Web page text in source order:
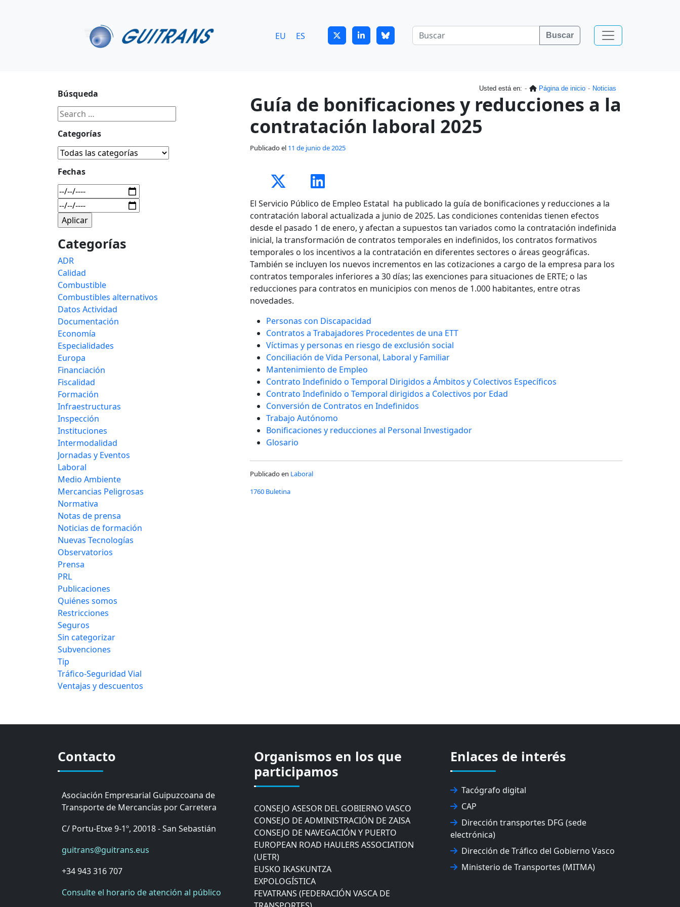
EU ES Buscar
Usted está en: Página de inicio Noticias
Guía de bonificaciones y reducciones a la
contratación laboral 2025
Publicado el 11 de junio de 2025
El Servicio Público de Empleo Estatal ha publicado la guía de bonificaciones y reducciones a la
contratación laboral actualizada a junio de 2025. Las condiciones contenidas tienen efectos
desde el pasado 1 de enero, y afectan a supuestos tan variados como la contratación indefinida
inicial, la transformación de contratos temporales en indefinidos, los contratos formativos
temporales o los incentivos a la contratación en diferentes sectores o áreas geográficas.
También se incluyen los nuevos incrementos en las cotizaciones a cargo de la empresa para los
contratos temporales inferiores a 30 días; las exenciones para situaciones de ERTE; o las
reducciones para contratos en municipios con menos de 1.000 habitantes, entre otras
novedades.
Personas con Discapacidad
Contratos a Trabajadores Procedentes de una ETT
Víctimas y personas en riesgo de exclusión social
Conciliación de Vida Personal, Laboral y Familiar
Mantenimiento de Empleo
Contrato Indefinido o Temporal Dirigidos a Ámbitos y Colectivos Específicos
Contrato Indefinido o Temporal dirigidos a Colectivos por Edad
Conversión de Contratos en Indefinidos
Trabajo Autónomo
Bonificaciones y reducciones al Personal Investigador
Glosario
Publicado en Laboral
1760 Buletina
Búsqueda
Categorías
Fechas
Categorías
ADR
Calidad
Combustible
Combustibles alternativos
Datos Actividad
Documentación
Economía
Especialidades
Europa
Financiación
Fiscalidad
Formación
Infraestructuras
Inspección
Instituciones
Intermodalidad
Jornadas y Eventos
Laboral
Medio Ambiente
Mercancias Peligrosas
Normativa
Notas de prensa
Noticias de formación
Nuevas Tecnologías
Observatorios
Prensa
PRL
Publicaciones
Quiénes somos
Restricciones
Seguros
Sin categorizar
Subvenciones
Tip
Tráfico-Seguridad Vial
Ventajas y descuentos
Contacto
Asociación Empresarial Guipuzcoana de
Transporte de Mercancías por Carretera
C/ Portu-Etxe 9-1º, 20018 - San Sebastián
guitrans@guitrans.eus
+34 943 316 707
Consulte el horario de atención al público
Organismos en los que
participamos
CÁMARA DE COMERCIO DE GIPUZKOA
COMISIÓN ASESORA DE MOVILIDAD DEL
AYUNTAMIENTO DE DONOSTIA
CONSEJO ASESOR DEL GOBIERNO VASCO
CONSEJO DE ADMINISTRACIÓN DE ZAISA
CONSEJO DE NAVEGACIÓN Y PUERTO
EUROPEAN ROAD HAULERS ASSOCIATION
(UETR)
EUSKO IKASKUNTZA
EXPOLOGÍSTICA
FEVATRANS (FEDERACIÓN VASCA DE
TRANSPORTES)
Enlaces de interés
Tacógrafo digital
CAP
Dirección transportes DFG (sede
electrónica)
Dirección de Tráfico del Gobierno Vasco
Ministerio de Transportes (MITMA)